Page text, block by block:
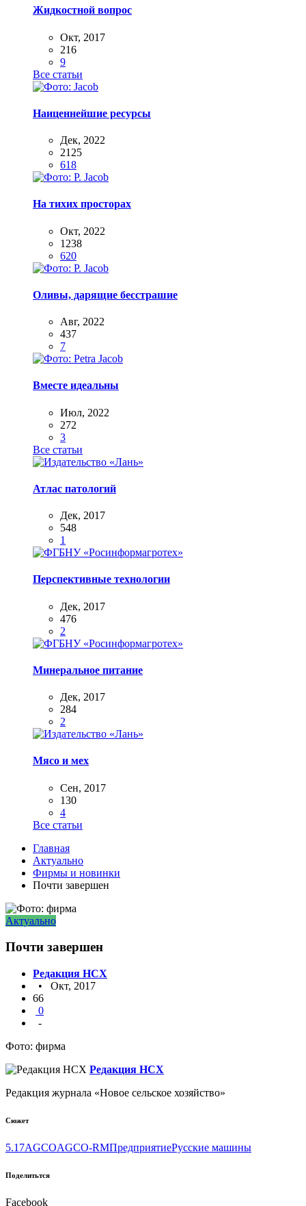
Жидкостной вопрос
Окт, 2017
216
9
Все статьи
Наиценнейшие ресурсы
Дек, 2022
2125
618
На тихих просторах
Окт, 2022
1238
620
Оливы, дарящие бесстрашие
Авг, 2022
437
7
Вместе идеальны
Июл, 2022
272
3
Все статьи
Атлас патологий
Дек, 2017
548
1
Перспективные технологии
Дек, 2017
476
2
Минеральное питание
Дек, 2017
284
2
Мясо и мех
Сен, 2017
130
4
Все статьи
Главная
Актуально
Фирмы и новинки
Почти завершен
Актуально
Почти завершен
Редакция НСХ
• Окт, 2017
66
0
-
Фото: фирма
Редакция НСХ
Редакция журнала «Новое сельское хозяйство»
Сюжет
5.17AGCOAGCO-RMПредприятиеРусские машины
Поделитьтся
Facebook